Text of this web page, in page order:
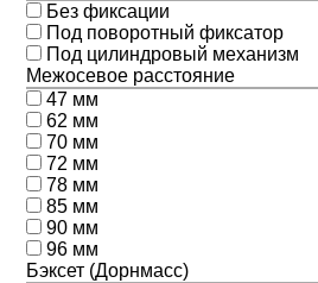
Без фиксации
Под поворотный фиксатор
Под цилиндровый механизм
Межосевое расстояние
47 мм
62 мм
70 мм
72 мм
78 мм
85 мм
90 мм
96 мм
Бэксет (Дорнмасс)